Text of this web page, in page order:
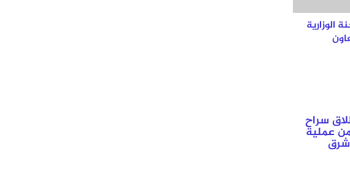
الوزارية
سراح
عملية
شرق